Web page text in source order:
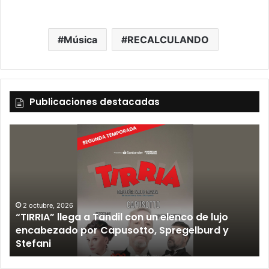
Música RECALCULANDO
Publicaciones destacadas
2 octubre, 2026
“TIRRIA” llega a Tandil con un elenco de lujo
encabezado por Capusotto, Spregelburd y
Stefani